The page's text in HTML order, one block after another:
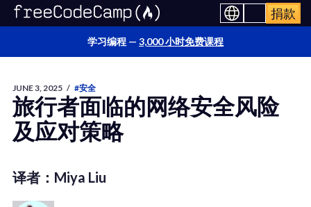
捐款
学习编程 — 3,000 小时免费课程
JUNE 3, 2025 / #安全
旅行者面临的网络安全风险
及应对策略
译者：Miya Liu